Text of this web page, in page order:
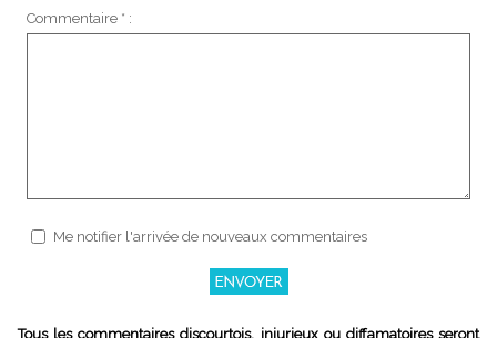
Commentaire * :
Me notifier l'arrivée de nouveaux commentaires
Tous les commentaires discourtois, injurieux ou diffamatoires seront